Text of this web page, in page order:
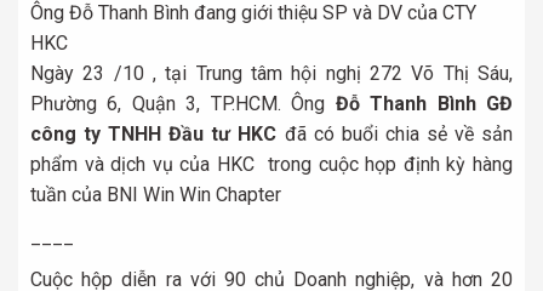
Ông Đỗ Thanh Bình đang giới thiệu SP và DV của CTY
HKC
Ngày 23 /10 , tại Trung tâm hội nghị 272 Võ Thị Sáu,
Phường 6, Quận 3, TP.HCM. Ông Đỗ Thanh Bình GĐ
công ty TNHH Đầu tư HKC đã có buổi chia sẻ về sản
phẩm và dịch vụ của HKC trong cuộc họp định kỳ hàng
tuần của BNI Win Win Chapter
Cuộc hộp diễn ra với 90 chủ Doanh nghiệp, và hơn 20